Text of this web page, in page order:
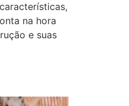
na hora
e suas